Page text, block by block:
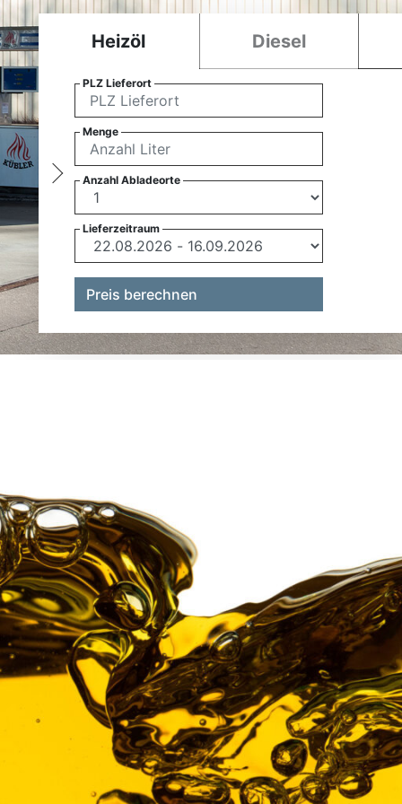
Heizöl Diesel
PLZ Lieferort
Menge
Anzahl Abladeorte
Lieferzeitraum
Preis berechnen